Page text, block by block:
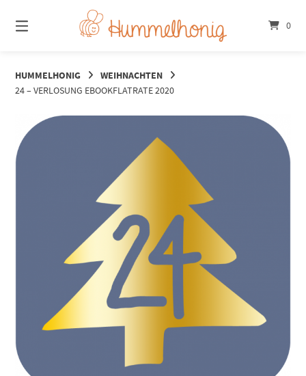
zum
Inhalt
0
HUMMELHONIG
WEIHNACHTEN
24 – VERLOSUNG EBOOKFLATRATE 2020